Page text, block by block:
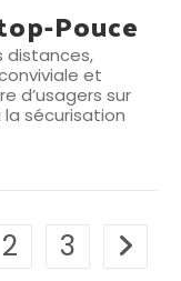
Pouce
distances,
et
d’usagers sur
sécurisation
2 3 Aller à